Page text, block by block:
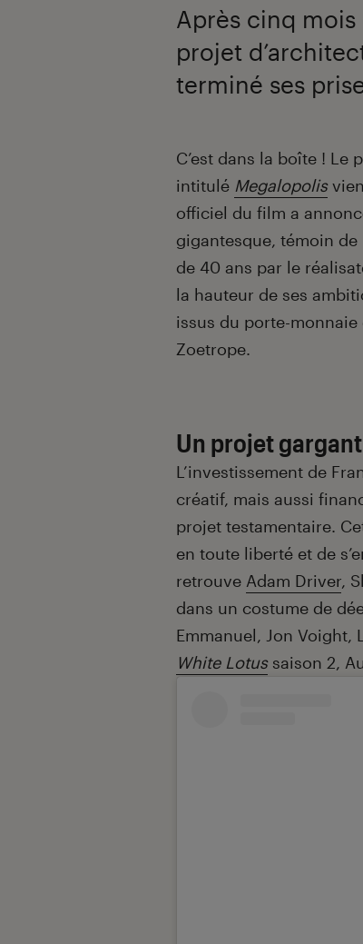
Après cinq
projet
terminé ses
Introduction
C’est dans la boîte ! Le
intitulé Megalopolis
officiel du film a
gigantesque, témoin
de 40 ans par le
la hauteur de ses
issus du porte-
Zoetrope.
Un projet
L’investissement de
créatif, mais aussi
projet testamentaire.
en toute liberté et de
retrouve Adam Driver,
dans un costume de
Emmanuel, Jon Voight,
White Lotussaison 2,